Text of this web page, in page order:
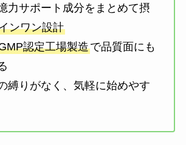
力サポート成分をまとめて摂
ンワン設計
認定工場製造で品質面にも
縛りがなく、気軽に始めやす